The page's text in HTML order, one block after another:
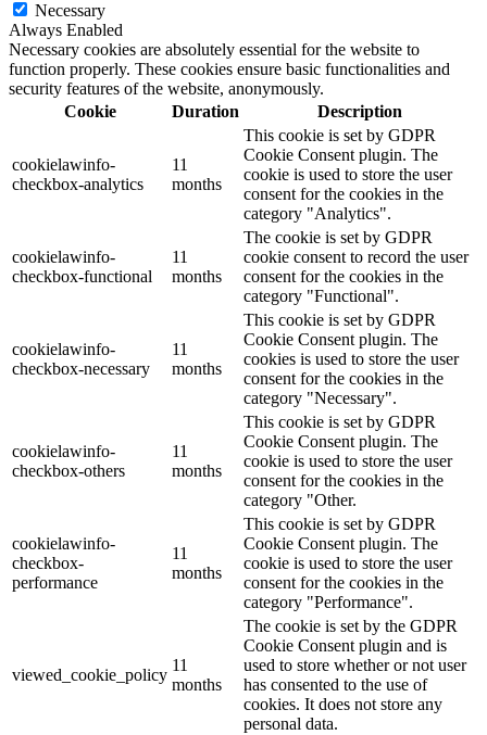
Necessary
Always Enabled
Necessary cookies are absolutely essential for the website to
function properly. These cookies ensure basic functionalities and
security features of the website, anonymously.
Cookie
Duration Description
cookielawinfo-
checkbox-analytics
11
months
This cookie is set by GDPR
Cookie Consent plugin. The
cookie is used to store the user
consent for the cookies in the
category "Analytics".
cookielawinfo-
checkbox-functional
11
months
The cookie is set by GDPR
cookie consent to record the user
consent for the cookies in the
category "Functional".
cookielawinfo-
checkbox-necessary
11
months
This cookie is set by GDPR
Cookie Consent plugin. The
cookies is used to store the user
consent for the cookies in the
category "Necessary".
cookielawinfo-
checkbox-others
11
months
This cookie is set by GDPR
Cookie Consent plugin. The
cookie is used to store the user
consent for the cookies in the
category "Other.
cookielawinfo-
checkbox-
performance
11
months
This cookie is set by GDPR
Cookie Consent plugin. The
cookie is used to store the user
consent for the cookies in the
category "Performance".
viewed_cookie_policy
11
months
The cookie is set by the GDPR
Cookie Consent plugin and is
used to store whether or not user
has consented to the use of
cookies. It does not store any
personal data.